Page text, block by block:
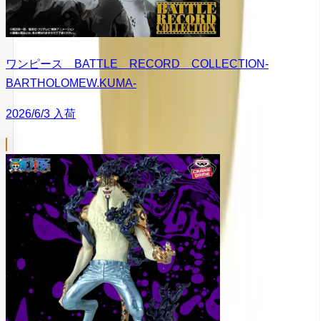
ワンピース BATTLE RECORD COLLECTION-
BARTHOLOMEW.KUMA-
2026/6/3 入荷